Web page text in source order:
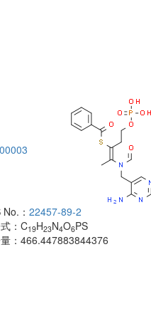
： 22457-89-2
： C19H23N4O6PS
： 466.447883844376